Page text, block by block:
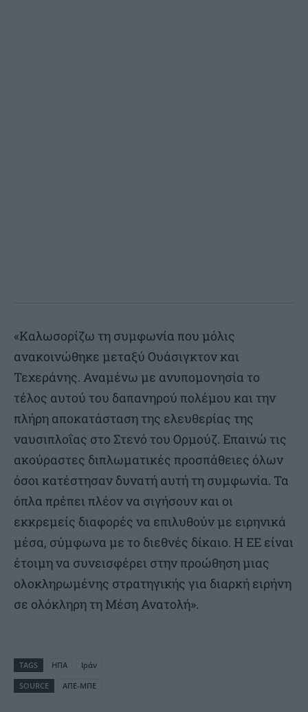
«Καλωσορίζω τη συμφωνία που μόλις
ανακοινώθηκε μεταξύ Ουάσιγκτον και
Τεχεράνης. Αναμένω με ανυπομονησία το
τέλος αυτού του δαπανηρού πολέμου και την
πλήρη αποκατάσταση της ελευθερίας της
ναυσιπλοΐας στο Στενό του Ορμούζ. Επαινώ τις
ακούραστες διπλωματικές προσπάθειες όλων
όσοι κατέστησαν δυνατή αυτή τη συμφωνία. Τα
όπλα πρέπει πλέον να σιγήσουν και οι
εκκρεμείς διαφορές να επιλυθούν με ειρηνικά
μέσα, σύμφωνα με το διεθνές δίκαιο. Η ΕΕ είναι
έτοιμη να συνεισφέρει στην προώθηση μιας
ολοκληρωμένης στρατηγικής για διαρκή ειρήνη
σε ολόκληρη τη Μέση Ανατολή».
TAGS ΗΠΑ
Ιράν
SOURCE
ΑΠΕ-ΜΠΕ